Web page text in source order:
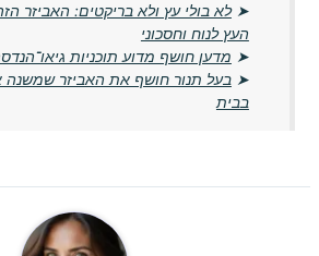
➤לא בולי עץ ולא בריקטים: האביזר
העץ לנוח וחסכוני
➤ מדען חושף מדוע תוכניות
➤בעל תנור חושף את האביזר שמשנה
בבית